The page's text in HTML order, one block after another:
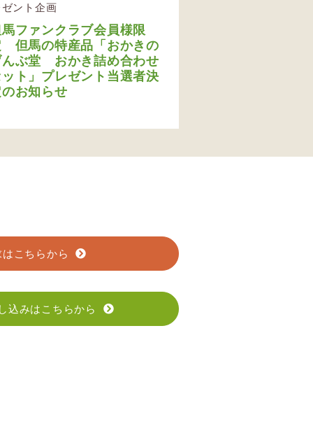
ント企画
ファンクラブ会員様限
但馬の特産品「おかきの
んぶ堂 おかき詰め合わせ
ト」プレゼント当選者決
お知らせ
こちらから
込みはこちらから